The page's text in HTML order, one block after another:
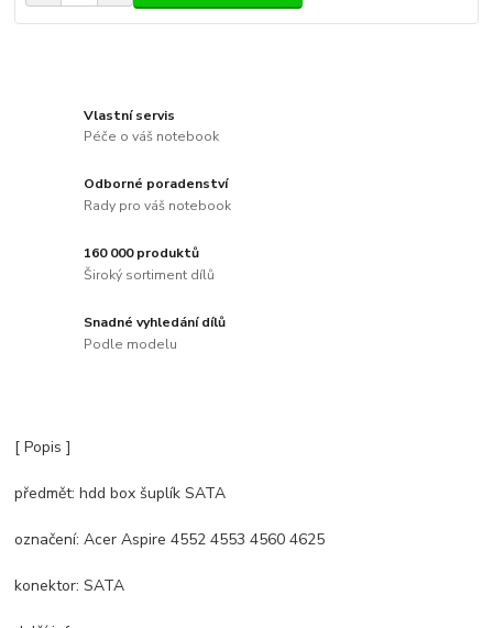
Vlastní servis
Péče o váš notebook
Odborné poradenství
Rady pro váš notebook
160 000 produktů
Široký sortiment dílů
Snadné vyhledání dílů
Podle modelu
[ Popis ]
předmět: hdd box šuplík SATA
označení: Acer Aspire 4552 4553 4560 4625
konektor: SATA